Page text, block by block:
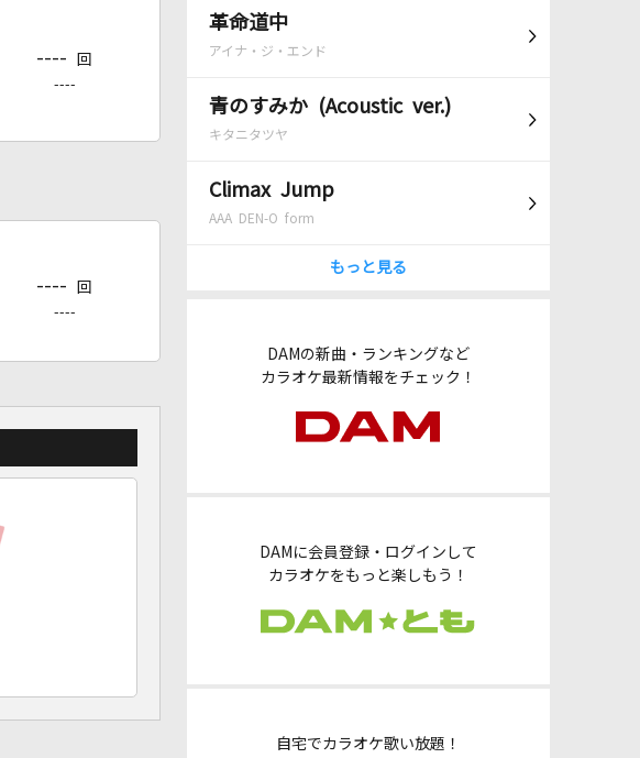
革命道中
アイナ・ジ・エンド
青のすみか (Acoustic ver.)
キタニタツヤ
Climax Jump
AAA DEN-O form
もっと見る
DAMの新曲・ランキングなど
カラオケ最新情報をチェック！
DAMに会員登録・ログインして
カラオケをもっと楽しもう！
自宅でカラオケ歌い放題！
---- 回
----
---- 回
----